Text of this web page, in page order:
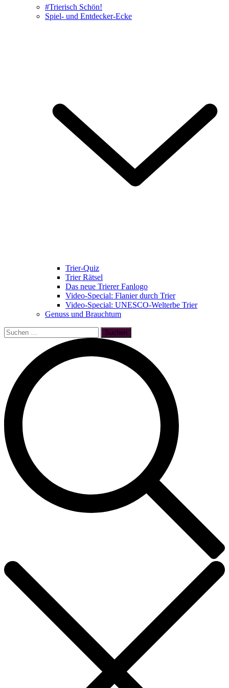
#Trierisch Schön!
Spiel- und Entdecker-Ecke
Trier-Quiz
Trier Rätsel
Das neue Trierer Fanlogo
Video-Special: Flanier durch Trier
Video-Special: UNESCO-Welterbe Trier
Genuss und Brauchtum
Suchen
nach: